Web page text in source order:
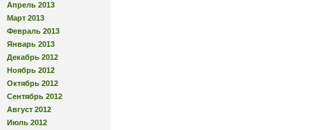
Апрель 2013
Март 2013
Февраль 2013
Январь 2013
Декабрь 2012
Ноябрь 2012
Октябрь 2012
Сентябрь 2012
Август 2012
Июль 2012